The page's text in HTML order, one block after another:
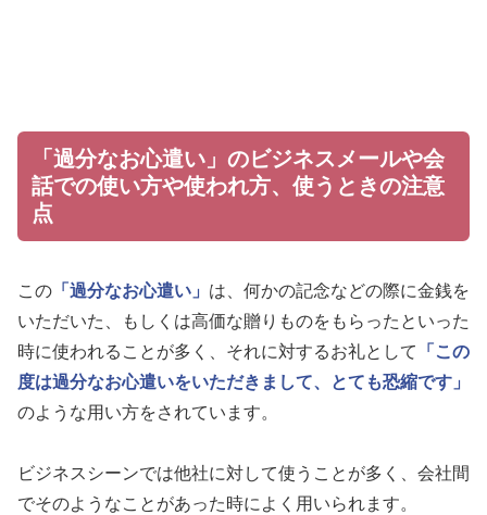
「過分なお心遣い」のビジネスメールや会
話での使い方や使われ方、使うときの注意
点
この 「過分なお心遣い」 は、何かの記念などの際に金銭を
いただいた、もしくは高価な贈りものをもらったといった
時に使われることが多く、それに対するお礼として
「この
度は過分なお心遣いをいただきまして、とても恐縮です」
のような用い方をされています。
ビジネスシーンでは他社に対して使うことが多く、会社間
でそのようなことがあった時によく用いられます。